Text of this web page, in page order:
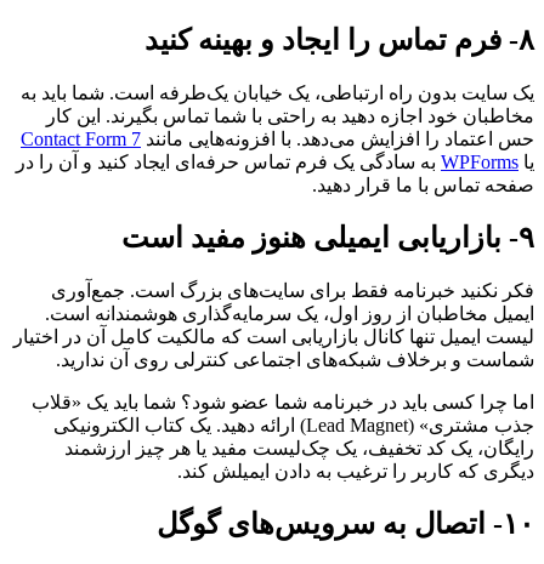
۸- فرم تماس را ایجاد و بهینه کنید
یک سایت بدون راه ارتباطی، یک خیابان یک‌طرفه است. شما باید به
مخاطبان خود اجازه دهید به راحتی با شما تماس بگیرند. این کار
حس اعتماد را افزایش می‌دهد. با افزونه‌هایی مانند Contact Form 7
یا WPForms به سادگی یک فرم تماس حرفه‌ای ایجاد کنید و آن را در
صفحه تماس با ما قرار دهید.
۹- بازاریابی ایمیلی هنوز مفید است
فکر نکنید خبرنامه فقط برای سایت‌های بزرگ است. جمع‌آوری
ایمیل مخاطبان از روز اول، یک سرمایه‌گذاری هوشمندانه است.
لیست ایمیل تنها کانال بازاریابی است که مالکیت کامل آن در اختیار
شماست و برخلاف شبکه‌های اجتماعی کنترلی روی آن ندارید.
اما چرا کسی باید در خبرنامه شما عضو شود؟ شما باید یک «قلاب
جذب مشتری» (Lead Magnet) ارائه دهید. یک کتاب الکترونیکی
رایگان، یک کد تخفیف، یک چک‌لیست مفید یا هر چیز ارزشمند
دیگری که کاربر را ترغیب به دادن ایمیلش کند.
۱۰- اتصال به سرویس‌های گوگل